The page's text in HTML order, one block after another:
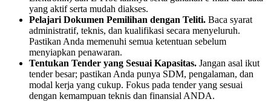
yang aktif serta mudah diakses.
Pelajari Dokumen Pemilihan dengan Teliti. Baca syarat
administratif, teknis, dan kualifikasi secara menyeluruh.
Pastikan Anda memenuhi semua ketentuan sebelum
menyiapkan penawaran.
Tentukan Tender yang Sesuai Kapasitas. Jangan asal ikut
tender besar; pastikan Anda punya SDM, pengalaman, dan
modal kerja yang cukup. Fokus pada tender yang sesuai
dengan kemampuan teknis dan finansial ANDA.